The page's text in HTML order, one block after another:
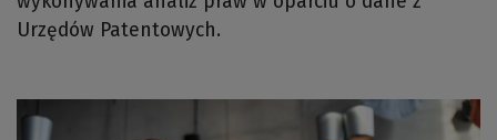
Urzędów Patentowych.